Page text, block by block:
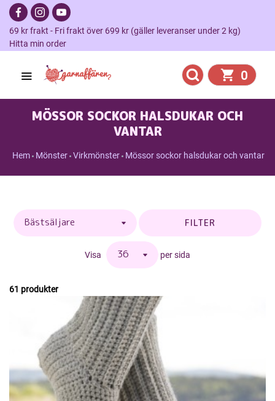
69 kr frakt - Fri frakt över 699 kr (gäller leveranser under 2 kg)
Hitta min order
0
MÖSSOR SOCKOR HALSDUKAR OCH
VANTAR
Hem Mönster Virkmönster Mössor sockor halsdukar och vantar
FILTER
Visa per sida
61 produkter